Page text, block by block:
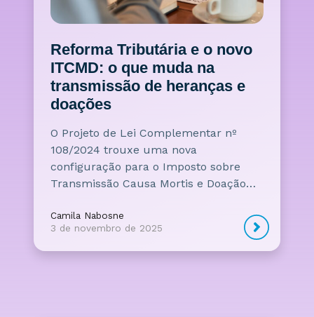
Reforma Tributária e o novo
ITCMD: o que muda na
transmissão de heranças e
doações
O Projeto de Lei Complementar nº
108/2024 trouxe uma nova
configuração para o Imposto sobre
Transmissão Causa Mortis e Doação…
Camila Nabosne
3 de novembro de 2025